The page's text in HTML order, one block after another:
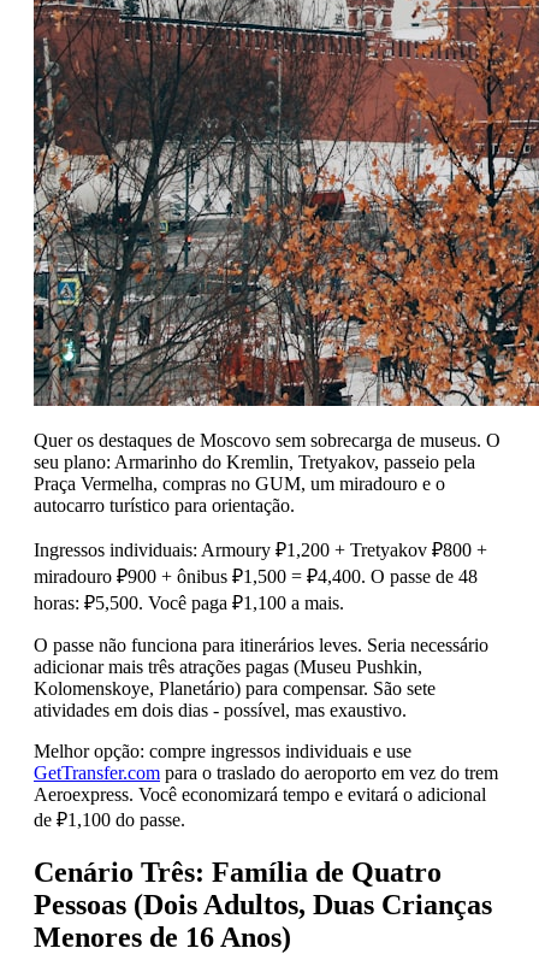
Quer os destaques de Moscovo sem sobrecarga de museus. O
seu plano: Armarinho do Kremlin, Tretyakov, passeio pela
Praça Vermelha, compras no GUM, um miradouro e o
autocarro turístico para orientação.
Ingressos individuais: Armoury ₽1,200 + Tretyakov ₽800 +
miradouro ₽900 + ônibus ₽1,500 = ₽4,400. O passe de 48
horas: ₽5,500. Você paga ₽1,100 a mais.
O passe não funciona para itinerários leves. Seria necessário
adicionar mais três atrações pagas (Museu Pushkin,
Kolomenskoye, Planetário) para compensar. São sete
atividades em dois dias - possível, mas exaustivo.
Melhor opção: compre ingressos individuais e use
GetTransfer.com para o traslado do aeroporto em vez do trem
Aeroexpress. Você economizará tempo e evitará o adicional
de ₽1,100 do passe.
Cenário Três: Família de Quatro
Pessoas (Dois Adultos, Duas Crianças
Menores de 16 Anos)